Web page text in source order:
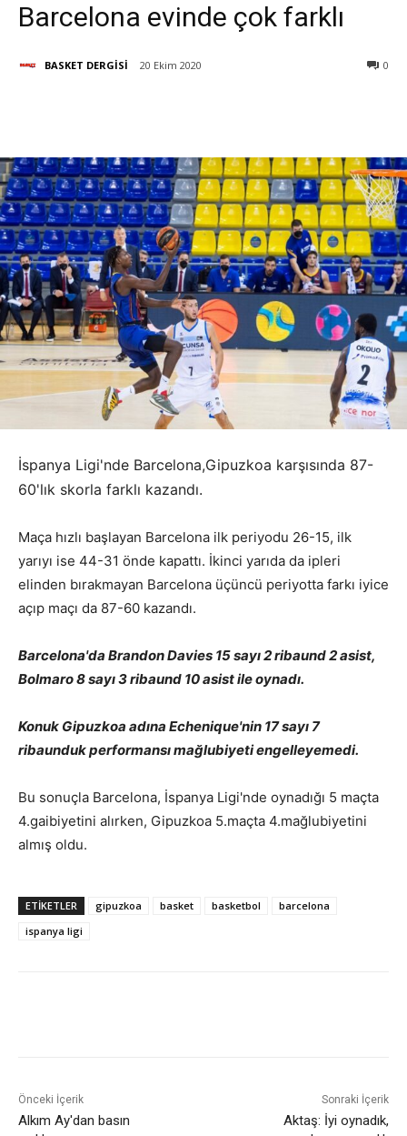
Barcelona evinde çok farklı
BASKET DERGİSİ 20 Ekim 2020 0
İspanya Ligi'nde Barcelona,Gipuzkoa karşısında 87-
60'lık skorla farklı kazandı.
Maça hızlı başlayan Barcelona ilk periyodu 26-15, ilk
yarıyı ise 44-31 önde kapattı. İkinci yarıda da ipleri
elinden bırakmayan Barcelona üçüncü periyotta farkı iyice
açıp maçı da 87-60 kazandı.
Barcelona'da Brandon Davies 15 sayı 2 ribaund 2 asist,
Bolmaro 8 sayı 3 ribaund 10 asist ile oynadı.
Konuk Gipuzkoa adına Echenique'nin 17 sayı 7
ribaunduk performansı mağlubiyeti engelleyemedi.
Bu sonuçla Barcelona, İspanya Ligi'nde oynadığı 5 maçta
4.gaibiyetini alırken, Gipuzkoa 5.maçta 4.mağlubiyetini
almış oldu.
ETIKETLER gipuzkoa basket basketbol
barcelona
ispanya ligi
Önceki İçerik
Alkım Ay'dan basın
Sonraki İçerik
Aktaş: İyi oynadık,